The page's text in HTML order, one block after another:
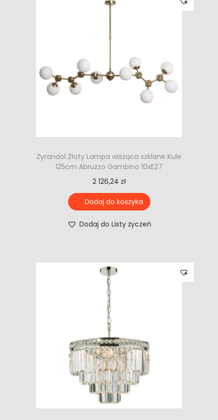
Żyrandol Złoty Lampa wisząca szklane Kule
125cm Abruzzo Gambino 10xE27
2 126,24 zł
Dodaj do koszyka
Dodaj do Listy życzeń